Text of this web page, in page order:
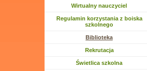
Wirtualny nauczyciel
Regulamin korzystania z boiska
szkolnego
Biblioteka
Rozwiń menu
Rekrutacja
Rozwiń menu
Świetlica szkolna